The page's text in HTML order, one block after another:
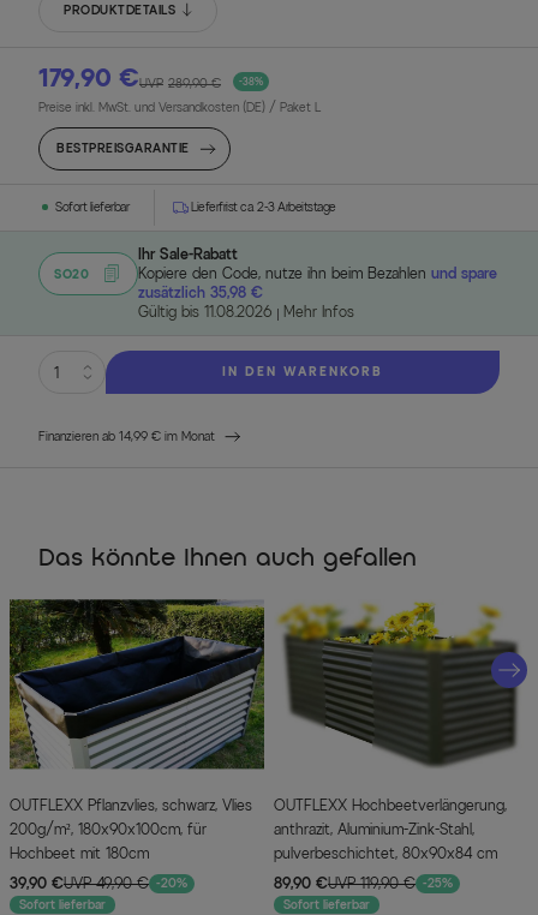
PRODUKTDETAILS
179,90 € -38%
UVP 289,90 €
Preise inkl. MwSt. und Versandkosten (DE) / Paket L
BESTPREISGARANTIE
Sofort lieferbar Lieferfrist ca. 2-3 Arbeitstage
SO20
Ihr Sale-Rabatt
Kopiere den Code, nutze ihn beim Bezahlen und spare
zusätzlich 35,98 €
Gültig bis 11.08.2026
Mehr Infos
IN DEN WARENKORB
Finanzieren ab 14,99 € im Monat
Das könnte Ihnen auch gefallen
OUTFLEXX Pflanzvlies, schwarz, Vlies
200g/m², 180x90x100cm, für
Hochbeet mit 180cm
39,90 €UVP 49,90 € -20%
Sofort lieferbar
OUTFLEXX Hochbeetverlängerung,
anthrazit, Aluminium-Zink-Stahl,
pulverbeschichtet, 80x90x84 cm
89,90 €UVP 119,90 € -25%
Sofort lieferbar